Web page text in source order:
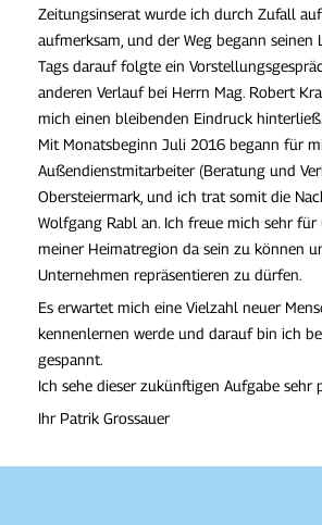
Zeitungsinserat wurde ich durch Zufall
aufmerksam, und der Weg begann seinen
Tags darauf folgte ein
anderen Verlauf bei Herrn Mag. Robert
mich einen bleibenden Eindruck hinterließ.
Mit Monatsbeginn Juli 2016 begann für
Außendienstmitarbeiter (Beratung und
Obersteiermark, und ich trat somit die
Wolfgang Rabl an. Ich freue mich sehr für
meiner Heimatregion da sein zu können
Unternehmen repräsentieren zu dürfen.
Es erwartet mich eine Vielzahl neuer
kennenlernen werde und darauf bin ich
gespannt.
Ich sehe dieser zukünftigen Aufgabe sehr
Ihr Patrik Grossauer